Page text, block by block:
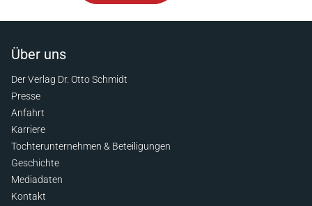
Über uns
Der Verlag Dr. Otto Schmidt
Presse
Anfahrt
Karriere
Tochterunternehmen & Beteiligungen
Geschichte
Mediadaten
Kontakt